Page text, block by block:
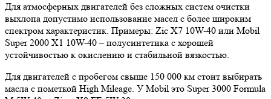
Для атмосферных двигателей без сложных систем очистки
выхлопа допустимо использование масел с более широким
спектром характеристик. Примеры: Zic X7 10W-40 или Mobil
Super 2000 X1 10W-40 – полусинтетика с хорошей
устойчивостью к окислению и стабильной вязкостью.
Для двигателей с пробегом свыше 150 000 км стоит выбирать
масла с пометкой High Mileage. У Mobil это Super 3000 Formula